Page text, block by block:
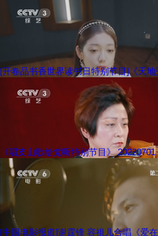
[开卷品书香世界读书日特别节目]《天
《唱支山歌给党听特别节目》 20220701
[中国电影报道]谢霆锋 容祖儿合唱《爱